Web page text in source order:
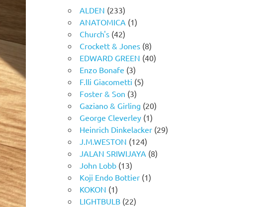
ALDEN (233)
ANATOMICA (1)
Church's (42)
Crockett & Jones (8)
EDWARD GREEN (40)
Enzo Bonafe (3)
F.lli Giacometti (5)
Foster & Son (3)
Gaziano & Girling (20)
George Cleverley (1)
Heinrich Dinkelacker (29)
J.M.WESTON (124)
JALAN SRIWIJAYA (8)
John Lobb (13)
Koji Endo Bottier (1)
KOKON (1)
LIGHTBULB (22)